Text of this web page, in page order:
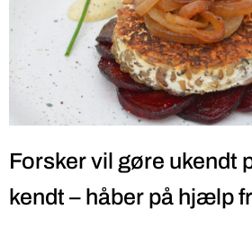
Forsker vil gøre ukendt
kendt – håber på hjælp